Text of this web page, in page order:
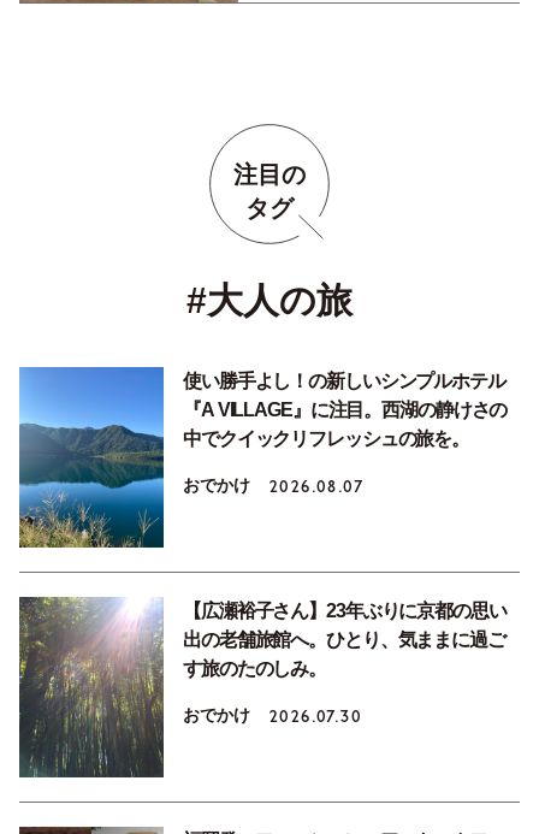
注目の
タグ
#大人の旅
使い勝手よし！の新しいシンプルホテル
『A VILLAGE』に注目。西湖の静けさの
中でクイックリフレッシュの旅を。
おでかけ 2026.08.07
【広瀬裕子さん】23年ぶりに京都の思い
出の老舗旅館へ。ひとり、気ままに過ご
す旅のたのしみ。
おでかけ 2026.07.30